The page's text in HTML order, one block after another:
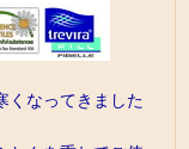
くなってきました